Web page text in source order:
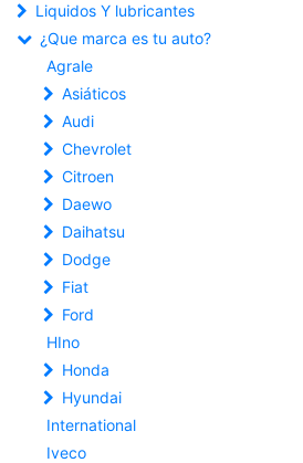
Liquidos Y lubricantes
¿Que marca es tu auto?
Agrale
Asiáticos
Audi
Chevrolet
Citroen
Daewo
Daihatsu
Dodge
Fiat
Ford
HIno
Honda
Hyundai
International
Iveco